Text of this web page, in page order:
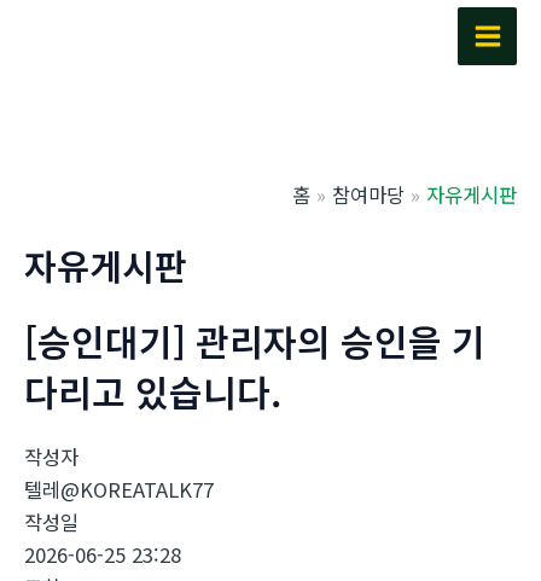
Main
홈 참여마당 자유게시판
자유게시판
[승인대기] 관리자의 승인을 기
다리고 있습니다.
작성자
텔레@KOREATALK77
작성일
2026-06-25 23:28